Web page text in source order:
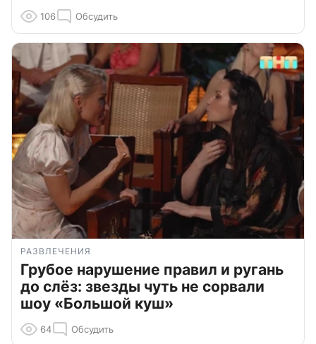
106 Обсудить
РАЗВЛЕЧЕНИЯ
Грубое нарушение правил и ругань
до слёз: звезды чуть не сорвали
шоу «Большой куш»
64 Обсудить